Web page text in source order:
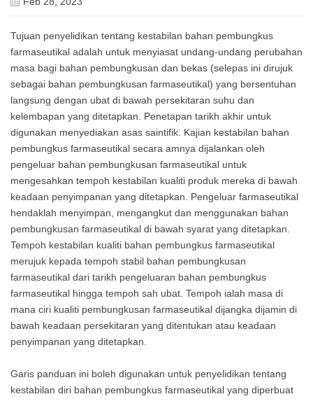
Tujuan penyelidikan tentang kestabilan bahan pembungkus
farmaseutikal adalah untuk menyiasat undang-undang perubahan
masa bagi bahan pembungkusan dan bekas (selepas ini dirujuk
sebagai bahan pembungkusan farmaseutikal) yang bersentuhan
langsung dengan ubat di bawah persekitaran suhu dan
kelembapan yang ditetapkan. Penetapan tarikh akhir untuk
digunakan menyediakan asas saintifik. Kajian kestabilan bahan
pembungkus farmaseutikal secara amnya dijalankan oleh
pengeluar bahan pembungkusan farmaseutikal untuk
mengesahkan tempoh kestabilan kualiti produk mereka di bawah
keadaan penyimpanan yang ditetapkan. Pengeluar farmaseutikal
hendaklah menyimpan, mengangkut dan menggunakan bahan
pembungkusan farmaseutikal di bawah syarat yang ditetapkan.
Tempoh kestabilan kualiti bahan pembungkus farmaseutikal
merujuk kepada tempoh stabil bahan pembungkusan
farmaseutikal dari tarikh pengeluaran bahan pembungkus
farmaseutikal hingga tempoh sah ubat. Tempoh ialah masa di
mana ciri kualiti pembungkusan farmaseutikal dijangka dijamin di
bawah keadaan persekitaran yang ditentukan atau keadaan
penyimpanan yang ditetapkan.
Garis panduan ini boleh digunakan untuk penyelidikan tentang
kestabilan diri bahan pembungkus farmaseutikal yang diperbuat